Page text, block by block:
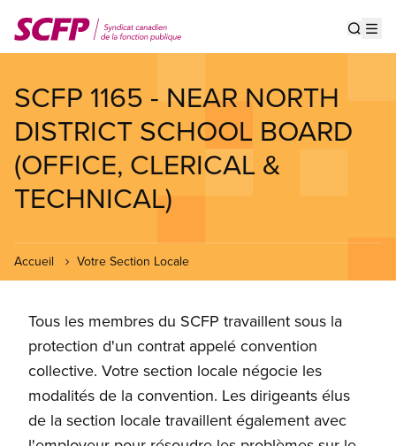
au
contenu
SCFP 1165 - NEAR NORTH
DISTRICT SCHOOL BOARD
(OFFICE, CLERICAL &
TECHNICAL)
Accueil Votre Section Locale
Tous les membres du SCFP travaillent sous la
protection d'un contrat appelé convention
collective. Votre section locale négocie les
modalités de la convention. Les dirigeants élus
de la section locale travaillent également avec